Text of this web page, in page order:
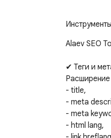
Alaev SEO
✔ Теги и
Расширение
- title,
- meta
- meta
- html lang,